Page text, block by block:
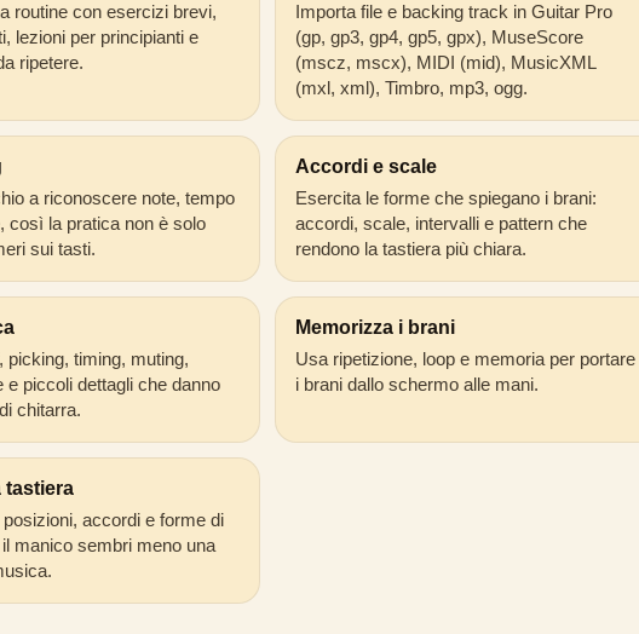
routine con esercizi brevi,
lezioni per principianti e
ripetere.
Importa file e backing track in Guitar Pro
(gp, gp3, gp4, gp5, gpx), MuseScore
(mscz, mscx), MIDI (mid), MusicXML
(mxl, xml), Timbro, mp3, ogg.
a riconoscere note, tempo
così la pratica non è solo
sui tasti.
Accordi e scale
Esercita le forme che spiegano i brani:
accordi, scale, intervalli e pattern che
rendono la tastiera più chiara.
picking, timing, muting,
e piccoli dettagli che danno
chitarra.
Memorizza i brani
Usa ripetizione, loop e memoria per portare
i brani dallo schermo alle mani.
tastiera
accordi e forme di
manico sembri meno una